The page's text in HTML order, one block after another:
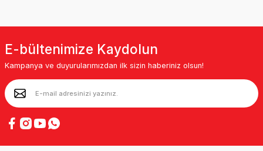
E-bültenimize Kaydolun
Kampanya ve duyurularımızdan ilk sizin haberiniz olsun!